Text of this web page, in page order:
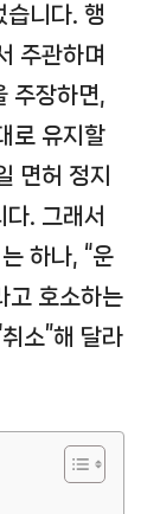
습니다. 행
주관하며
주장하면,
로 유지할
면허 정지
. 그래서
하나, “운
고 호소하는
소”해 달라